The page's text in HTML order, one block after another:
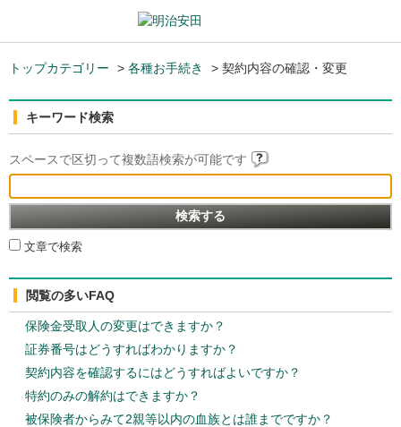
トップカテゴリー > 各種お手続き > 契約内容の確認・変更
キーワード検索
スペースで区切って複数語検索が可能です
文章で検索
閲覧の多いFAQ
保険金受取人の変更はできますか？
証券番号はどうすればわかりますか？
契約内容を確認するにはどうすればよいですか？
特約のみの解約はできますか？
被保険者からみて2親等以内の血族とは誰までですか？